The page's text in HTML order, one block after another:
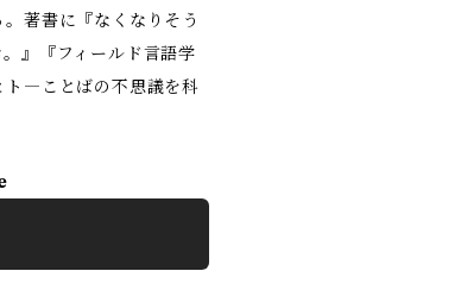
著書に『なくなりそう
』『フィールド言語学
ト―ことばの不思議を科